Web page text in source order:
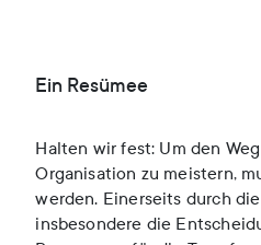
Ein Resümee
Halten wir fest: Um den
Organisation zu meistern,
werden. Einerseits durch
insbesondere die